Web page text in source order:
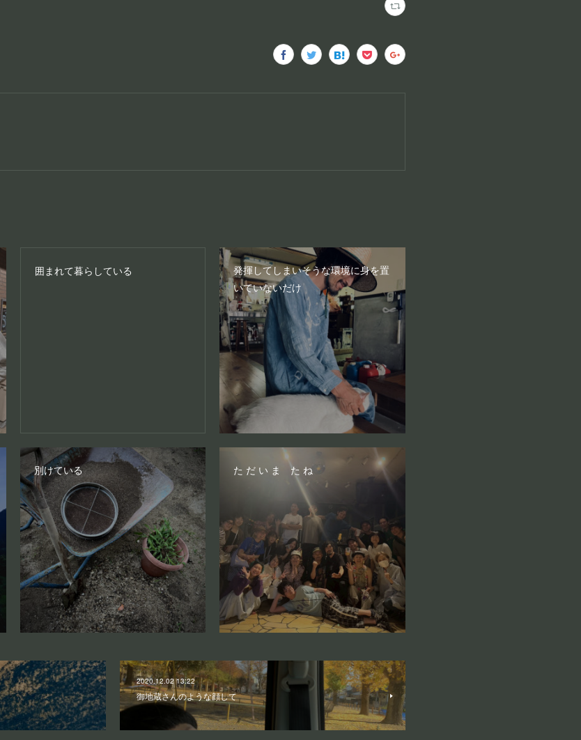
囲まれて暮らしている
発揮してしまいそうな環境に身を置
いていないだけ
別けている た だ い ま た ね
2020.12.02 13:22
御地蔵さんのような顔して